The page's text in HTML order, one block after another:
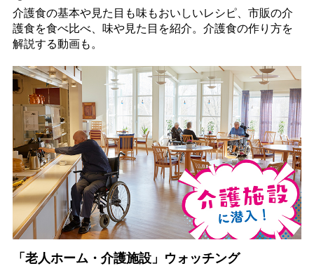
介護食の基本や見た目も味もおいしいレシピ、市販の介
護食を食べ比べ、味や見た目を紹介。介護食の作り方を
解説する動画も。
「老人ホーム・介護施設」ウォッチング